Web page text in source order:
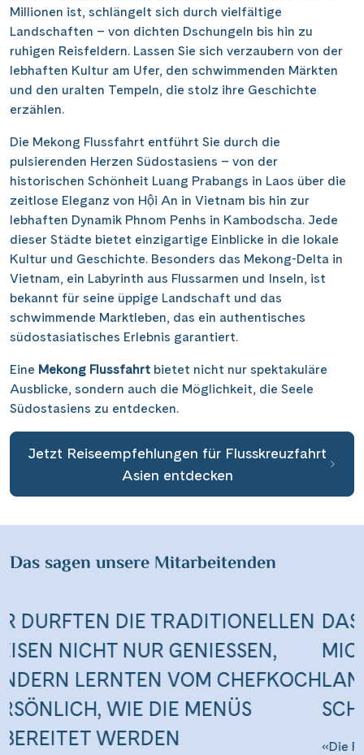
Millionen ist, schlängelt sich durch vielfältige
Landschaften – von dichten Dschungeln bis hin zu
ruhigen Reisfeldern. Lassen Sie sich verzaubern von der
lebhaften Kultur am Ufer, den schwimmenden Märkten
und den uralten Tempeln, die stolz ihre Geschichte
erzählen.
Die Mekong Flussfahrt entführt Sie durch die
pulsierenden Herzen Südostasiens – von der
historischen Schönheit Luang Prabangs in Laos über die
zeitlose Eleganz von Hội An in Vietnam bis hin zur
lebhaften Dynamik Phnom Penhs in Kambodscha. Jede
dieser Städte bietet einzigartige Einblicke in die lokale
Kultur und Geschichte. Besonders das Mekong-Delta in
Vietnam, ein Labyrinth aus Flussarmen und Inseln, ist
bekannt für seine üppige Landschaft und das
schwimmende Marktleben, das ein authentisches
südostasiatisches Erlebnis garantiert.
Eine Mekong Flussfahrt bietet nicht nur spektakuläre
Ausblicke, sondern auch die Möglichkeit, die Seele
Südostasiens zu entdecken.
Jetzt Reiseempfehlungen für Flusskreuzfahrt
Asien entdecken
Das sagen unsere Mitarbeitenden
DAS MEKONG DELTA IST DIE FÜR
MICH ALLERSCHÖNSTE
LANDSCHAFT, WELCHE MAN VOM
SCHIFF AUS BESTAUNEN KANN
«Die Reisfelder und Häuschen auf dem Wasser